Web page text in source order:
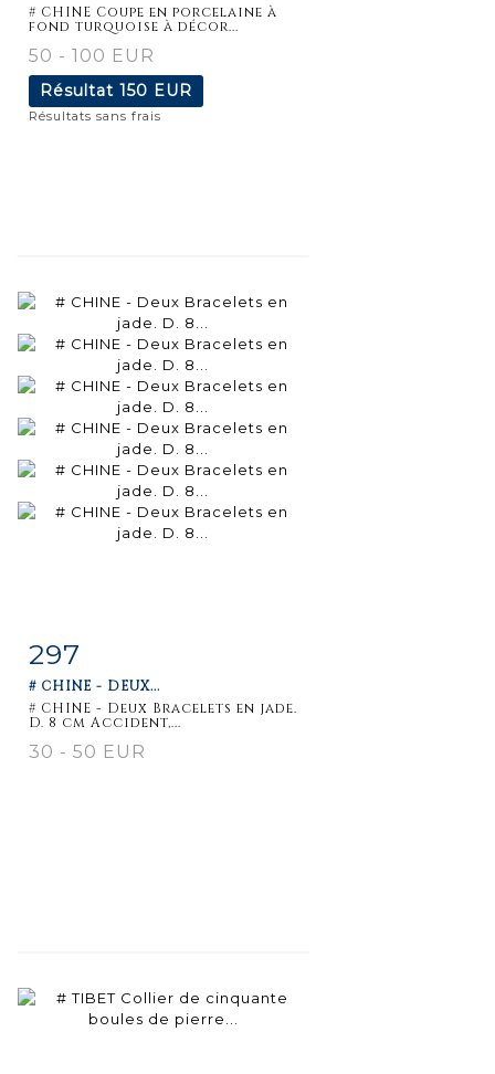
# CHINE Coupe en porcelaine à
fond turquoise à décor...
50 - 100 EUR
Résultat 150 EUR
Résultats sans frais
Fiche
297
# CHINE - DEUX...
# CHINE - Deux Bracelets en jade.
D. 8 cm Accident,...
30 - 50 EUR